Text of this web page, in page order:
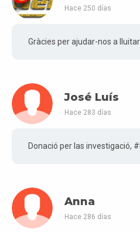
Hace 250 días
Gràcies per ajudar-nos a
José Luís
Hace 283 días
Donació per las investigació,
Anna
Hace 286 días